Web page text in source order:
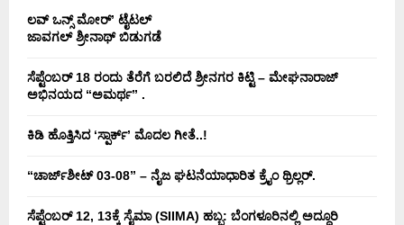
ಲವ್ ಒನ್ಸ್ ಮೋರ್’ ಟೈಟಲ್
ಜಾವಗಲ್ ಶ್ರೀನಾಥ್ ಬಿಡುಗಡೆ
ಸೆಪ್ಟೆಂಬರ್ 18 ರಂದು ತೆರೆಗೆ ಬರಲಿದೆ ಶ್ರೀನಗರ ಕಿಟ್ಟಿ – ಮೇಘನಾರಾಜ್
ಅಭಿನಯದ “ಅಮರ್ಥ” .
ಕಿಡಿ‌‌ ಹೊತ್ತಿಸಿದ ‘ಸ್ಪಾರ್ಕ್’ ಮೊದಲ‌ ಗೀತೆ..!
“ಚಾರ್ಜ್‌ಶೀಟ್ 03-08” – ನೈಜ ಘಟನೆಯಾಧಾರಿತ ಕ್ರೈಂ ಥ್ರಿಲ್ಲರ್.
ಸೆಪ್ಟೆಂಬರ್ 12, 13ಕ್ಕೆ ಸೈಮಾ (SIIMA) ಹಬ್ಬ: ಬೆಂಗಳೂರಿನಲ್ಲಿ ಅದ್ಧೂರಿ